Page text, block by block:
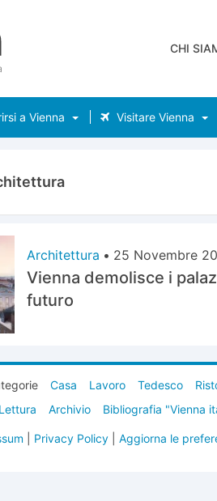
CHI
a Vienna Visitare Vienna
Architettura • 25 Novembre
Vienna demolisce i
futuro
Casa Lavoro Tedesco
Archivio Bibliografia "Vienna
Privacy Policy| Aggiorna le